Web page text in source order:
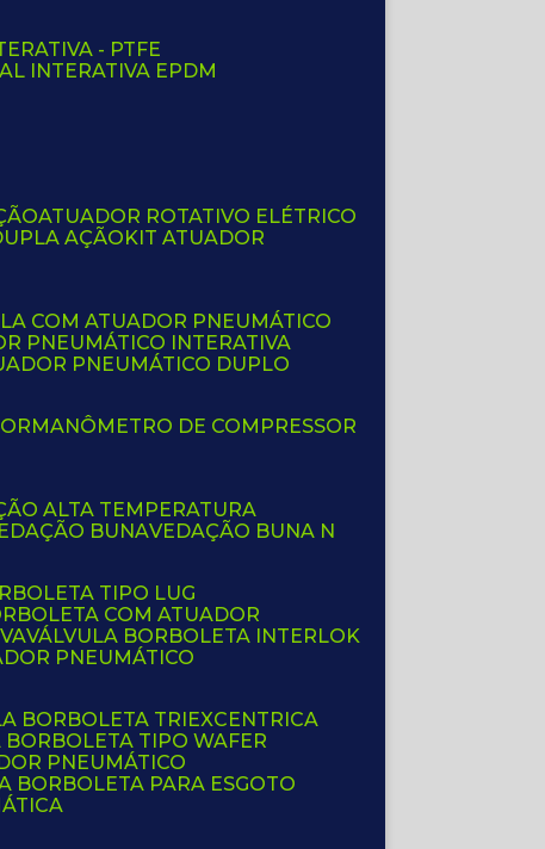
- PTFE
INTERATIVA EPDM
ATUADOR ROTATIVO ELÉTRICO
AÇÃO
KIT ATUADOR
COM ATUADOR PNEUMÁTICO
PNEUMÁTICO INTERATIVA
PNEUMÁTICO DUPLO
MANÔMETRO DE COMPRESSOR
ALTA TEMPERATURA
BUNA VEDAÇÃO BUNA N
TIPO LUG
COM ATUADOR
VÁLVULA BORBOLETA INTERLOK
PNEUMÁTICO
BORBOLETA TRIEXCENTRICA
BORBOLETA TIPO WAFER
PNEUMÁTICO
BORBOLETA PARA ESGOTO